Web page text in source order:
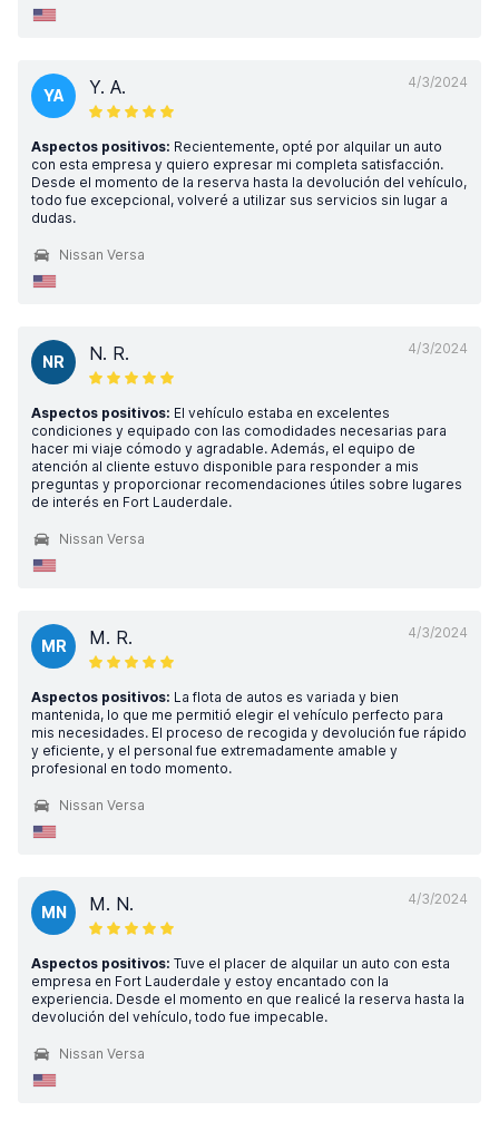
4/3/2024
YA Y. A.
Aspectos positivos: Recientemente, opté por alquilar un auto
con esta empresa y quiero expresar mi completa satisfacción.
Desde el momento de la reserva hasta la devolución del vehículo,
todo fue excepcional, volveré a utilizar sus servicios sin lugar a
dudas.
Nissan Versa
4/3/2024
NR N. R.
Aspectos positivos: El vehículo estaba en excelentes
condiciones y equipado con las comodidades necesarias para
hacer mi viaje cómodo y agradable. Además, el equipo de
atención al cliente estuvo disponible para responder a mis
preguntas y proporcionar recomendaciones útiles sobre lugares
de interés en Fort Lauderdale.
Nissan Versa
4/3/2024
MR M. R.
Aspectos positivos: La flota de autos es variada y bien
mantenida, lo que me permitió elegir el vehículo perfecto para
mis necesidades. El proceso de recogida y devolución fue rápido
y eficiente, y el personal fue extremadamente amable y
profesional en todo momento.
Nissan Versa
4/3/2024
MN M. N.
Aspectos positivos: Tuve el placer de alquilar un auto con esta
empresa en Fort Lauderdale y estoy encantado con la
experiencia. Desde el momento en que realicé la reserva hasta la
devolución del vehículo, todo fue impecable.
Nissan Versa